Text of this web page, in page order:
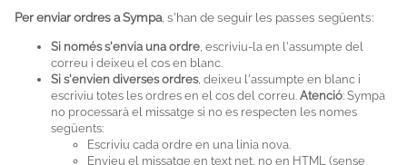
Per enviar ordres a Sympa , s'han de seguir les passes següents:
Si només s'envia una ordre, escriviu-la en l'assumpte del
correu i deixeu el cos en blanc.
Si s'envien diverses ordres, deixeu l'assumpte en blanc i
escriviu totes les ordres en el cos del correu. Atenció: Sympa
no processarà el missatge si no es respecten les nomes
següents:
Escriviu cada ordre en una línia nova.
Envieu el missatge en text net, no en HTML (sense